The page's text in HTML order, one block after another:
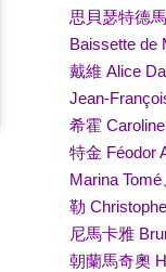
思貝瑟特德
Baissette de
戴維 Alice
Jean-
希霍
特金 Féodor
Marina Tomé
勒
尼馬卡雅
朝蘭馬奇奧